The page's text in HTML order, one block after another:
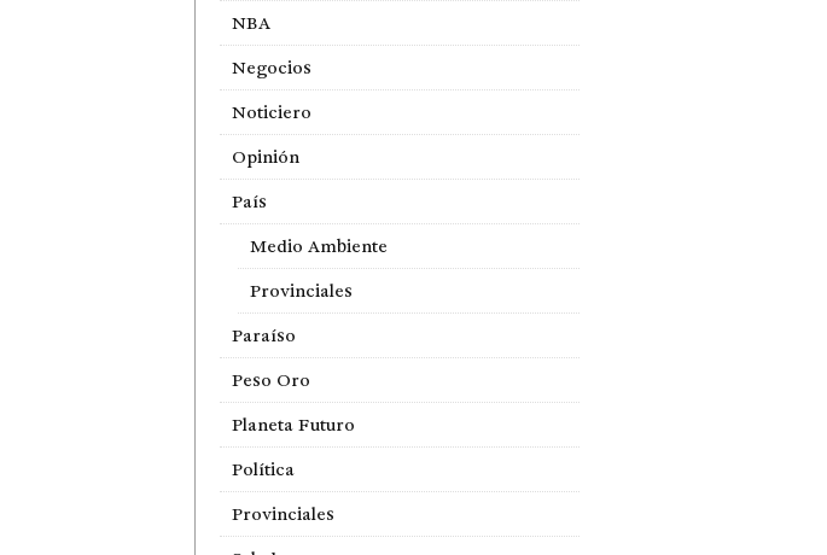
NBA
Negocios
Noticiero
Opinión
País
Medio Ambiente
Provinciales
Paraíso
Peso Oro
Planeta Futuro
Política
Provinciales